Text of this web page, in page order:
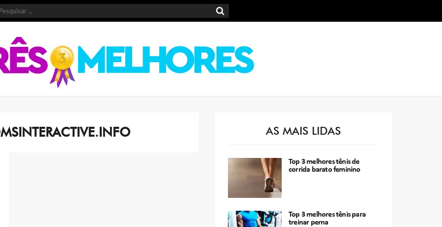
AS MAIS LIDAS
Top 3 melhores tênis de
corrida barato feminino
Top 3 melhores tênis para
treinar perna